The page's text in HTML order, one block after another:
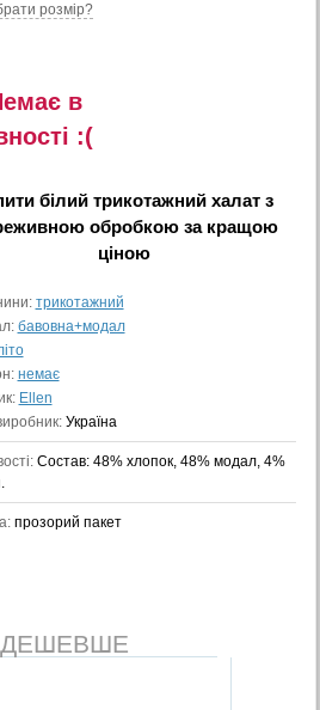
розмір?
в
:(
білий трикотажний халат з
обробкоюза кращою
ціною
трикотажний
бавовна+модал
немає
Ellen
Україна
Состав: 48% хлопок, 48% модал, 4%
прозорий пакет